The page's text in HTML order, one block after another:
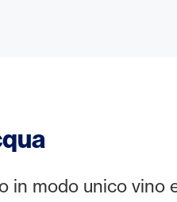
in modo unico vino